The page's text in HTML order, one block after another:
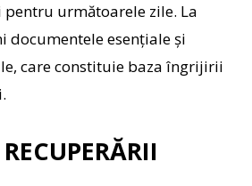
următoarele zile. La
documentele esențiale și
care constituie baza îngrijirii